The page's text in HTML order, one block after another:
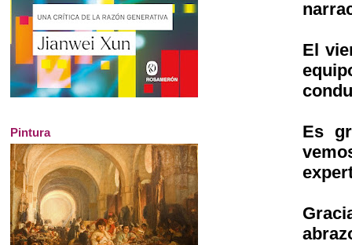
El
Es
Pintura